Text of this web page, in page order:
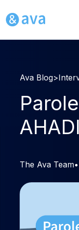
Ava Blog>
The Ava Team•